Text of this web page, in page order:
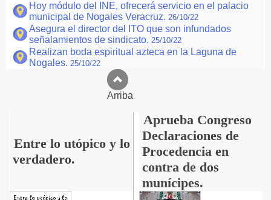
Hoy módulo del INE, ofrecerá servicio en el palacio
municipal de Nogales Veracruz. 26/10/22
Asegura el director del ITO que son infundados
señalamientos de sindicato. 25/10/22
Realizan boda espiritual azteca en la Laguna de
Nogales. 25/10/22
Arriba
Entre lo utópico y lo
verdadero.
Aprueba Congreso
Declaraciones de
Procedencia en
contra de dos
munícipes.